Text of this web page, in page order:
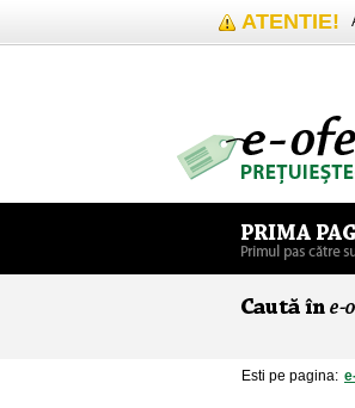
ATENTIE!
Esti pe pagina: